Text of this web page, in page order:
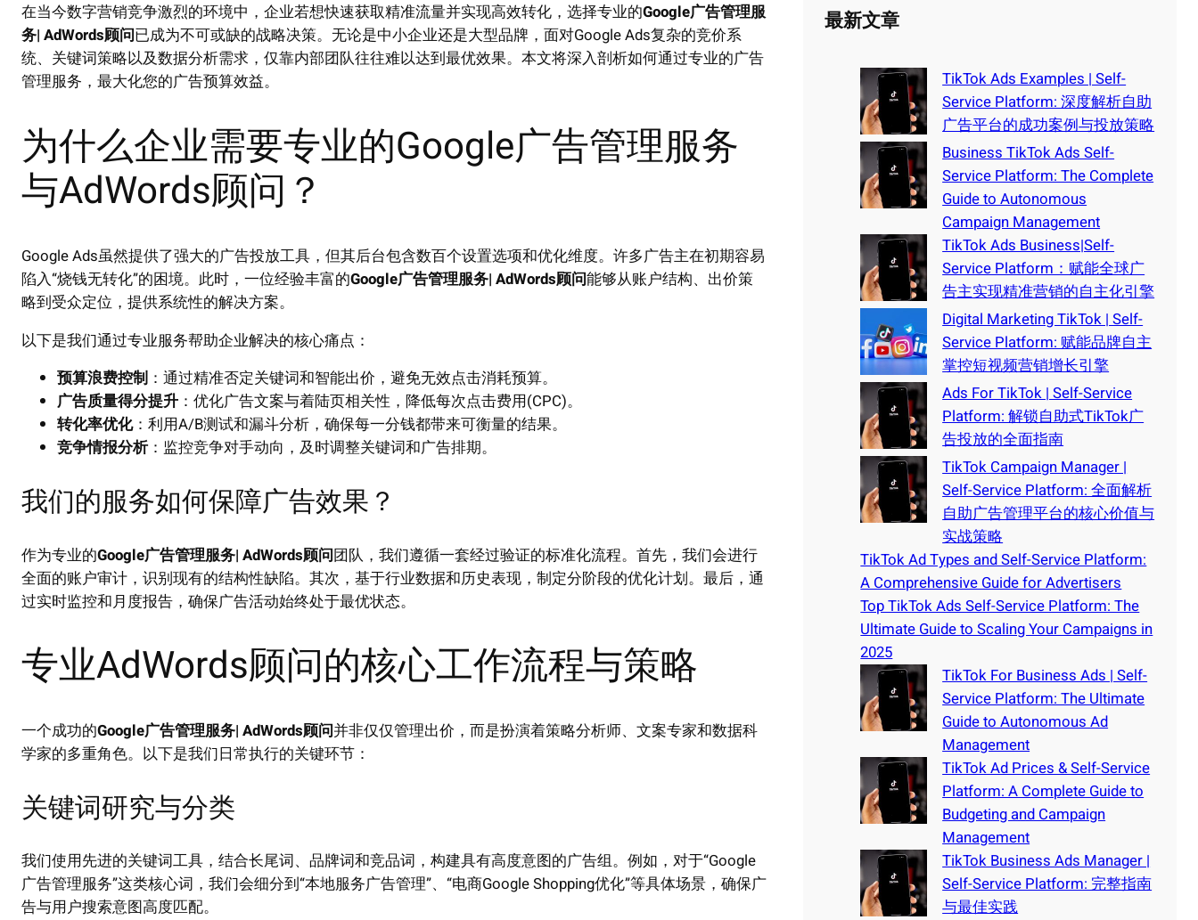
在当今数字营销竞争激烈的环境中，企业若想快速获取精准流量并实现高效转化，选择专业的Google广告管理服
务| AdWords顾问已成为不可或缺的战略决策。无论是中小企业还是大型品牌，面对Google Ads复杂的竞价系
统、关键词策略以及数据分析需求，仅靠内部团队往往难以达到最优效果。本文将深入剖析如何通过专业的广告
管理服务，最大化您的广告预算效益。
为什么企业需要专业的Google广告管理服务
与AdWords顾问？
Google Ads虽然提供了强大的广告投放工具，但其后台包含数百个设置选项和优化维度。许多广告主在初期容易
陷入“烧钱无转化”的困境。此时，一位经验丰富的Google广告管理服务| AdWords顾问能够从账户结构、出价策
略到受众定位，提供系统性的解决方案。
以下是我们通过专业服务帮助企业解决的核心痛点：
预算浪费控制 ：通过精准否定关键词和智能出价，避免无效点击消耗预算。
广告质量得分提升 ：优化广告文案与着陆页相关性，降低每次点击费用(CPC)。
转化率优化：利用A/B测试和漏斗分析，确保每一分钱都带来可衡量的结果。
竞争情报分析：监控竞争对手动向，及时调整关键词和广告排期。
我们的服务如何保障广告效果？
作为专业的Google广告管理服务| AdWords顾问团队，我们遵循一套经过验证的标准化流程。首先，我们会进行
全面的账户审计，识别现有的结构性缺陷。其次，基于行业数据和历史表现，制定分阶段的优化计划。最后，通
过实时监控和月度报告，确保广告活动始终处于最优状态。
专业AdWords顾问的核心工作流程与策略
一个成功的Google广告管理服务| AdWords顾问并非仅仅管理出价，而是扮演着策略分析师、文案专家和数据科
学家的多重角色。以下是我们日常执行的关键环节：
关键词研究与分类
我们使用先进的关键词工具，结合长尾词、品牌词和竞品词，构建具有高度意图的广告组。例如，对于“Google
广告管理服务”这类核心词，我们会细分到“本地服务广告管理”、“电商Google Shopping优化”等具体场景，确保广
告与用户搜索意图高度匹配。
最新文章
TikTok Ads Examples | Self-
Service Platform: 深度解析自助
广告平台的成功案例与投放策略
Business TikTok Ads Self-
Service Platform: The Complete
Guide to Autonomous
Campaign Management
TikTok Ads Business|Self-
Service Platform：赋能全球广
告主实现精准营销的自主化引擎
Digital Marketing TikTok | Self-
Service Platform: 赋能品牌自主
掌控短视频营销增长引擎
Ads For TikTok | Self-Service
Platform: 解锁自助式TikTok广
告投放的全面指南
TikTok Campaign Manager |
Self-Service Platform: 全面解析
自助广告管理平台的核心价值与
实战策略
TikTok Ad Types and Self-Service Platform:
A Comprehensive Guide for Advertisers
Top TikTok Ads Self-Service Platform: The
Ultimate Guide to Scaling Your Campaigns in
2025
TikTok For Business Ads | Self-
Service Platform: The Ultimate
Guide to Autonomous Ad
Management
TikTok Ad Prices & Self-Service
Platform: A Complete Guide to
Budgeting and Campaign
Management
TikTok Business Ads Manager |
Self-Service Platform: 完整指南
与最佳实践